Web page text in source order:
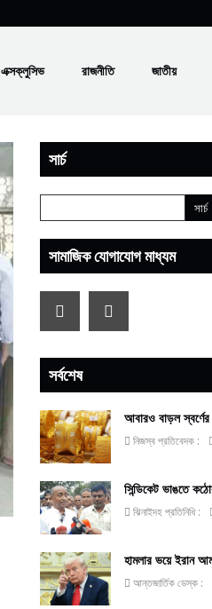
এক্সক্লুসিভ রাজনীতি জাতীয়
সার্চ
সামাজিক যোগাযোগ মাধ্যম
সর্বশেষ
আবারও বাড়ল
নিজস্ব প্রতিবেদক :
সিন্ডিকেট ভাঙতে
ঝিনাইদহ প্রতিনিধি :
হামলার ভয়ে ইরান
আন্তজার্তিক ডেস্ক :